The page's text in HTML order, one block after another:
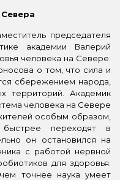
председателя
академии Валерий
человека на Севере.
о том, что сила и
сбережением народа,
территорий. Академик
человека на Севере
особым образом,
переходят в
он остановился на
с работой нервной
для здоровья.
точнее наука умеет